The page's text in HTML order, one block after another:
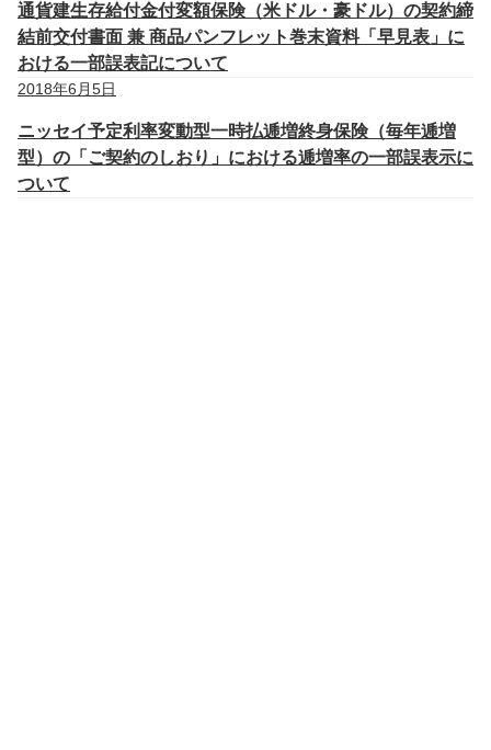
通貨建生存給付金付変額保険（米ドル・豪ドル）の契約締
結前交付書面 兼 商品パンフレット巻末資料「早見表」に
おける一部誤表記について
2018年6月5日
ニッセイ予定利率変動型一時払逓増終身保険（毎年逓増
型）の「ご契約のしおり」における逓増率の一部誤表示に
ついて